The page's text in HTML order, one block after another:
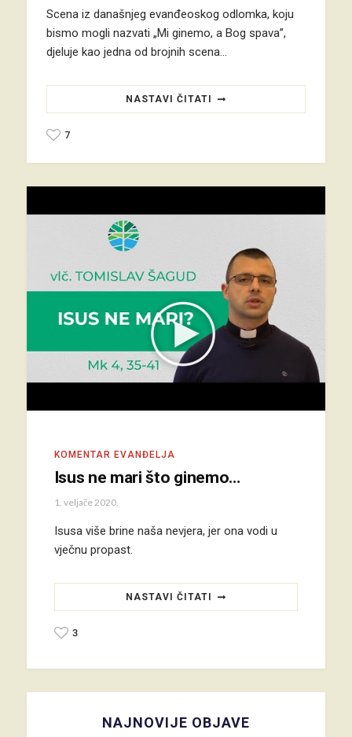
Scena iz današnjeg evanđeoskog odlomka, koju
bismo mogli nazvati „Mi ginemo, a Bog spava”,
djeluje kao jedna od brojnih scena…
NASTAVI ČITATI
7
KOMENTAR EVANĐELJA
Isus ne mari što ginemo…
1. veljače 2020.
Isusa više brine naša nevjera, jer ona vodi u
vječnu propast.
NASTAVI ČITATI
3
NAJNOVIJE OBJAVE